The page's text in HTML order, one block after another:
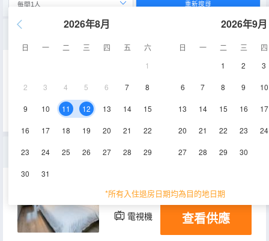
2026年8月
日 一 二 三 四 五
六
1
2 3 4 5 6 7 8
9 10 11 12 13 14 15
16 17 18 19 20 21 22
23 24 25 26 27 28 29
30 31
2026年9月
日 一 二 三
四
1
2 3
6 7 8 9 10
13 14 15 16 17
20 21 22 23 24
27 28 29 30
*所有入住退房日期均為目的地日期
重新搜尋
空調
豪華大床房
25-30㎡ 6-9層
電視機 查看供應